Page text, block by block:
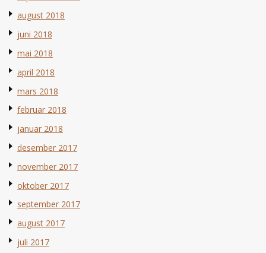
august 2018
juni 2018
mai 2018
april 2018
mars 2018
februar 2018
januar 2018
desember 2017
november 2017
oktober 2017
september 2017
august 2017
juli 2017